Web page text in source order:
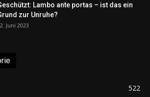
Lambo ante portas – ist das ein
zur Unruhe?
Juni 2023
522